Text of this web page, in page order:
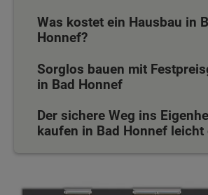
Was kostet ein Hausbau in
Honnef?
Sorglos bauen mit
in Bad Honnef
Der sichere Weg ins
kaufen in Bad Honnef leicht